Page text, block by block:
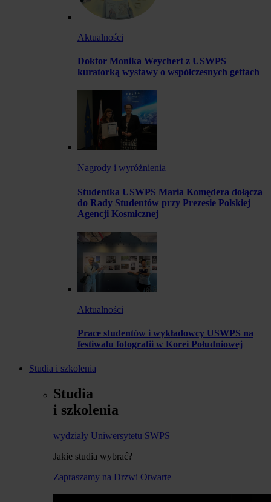
Aktualności
Doktor Monika Weychert z USWPS
kuratorką wystawy o współczesnych gettach
Nagrody i wyróżnienia
Studentka USWPS Maria Komędera dołącza
do Rady Studentów przy Prezesie Polskiej
Agencji Kosmicznej
Aktualności
Prace studentów i wykładowcy USWPS na
festiwalu fotografii w Korei Południowej
Studia i szkolenia
Studia
i szkolenia
wydziały Uniwersytetu SWPS
Jakie studia wybrać?
Zapraszamy na Drzwi Otwarte